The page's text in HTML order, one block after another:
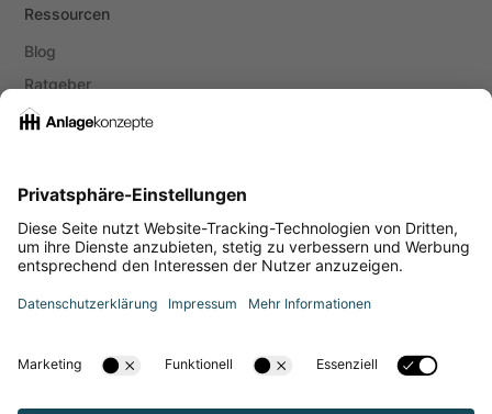
Ressourcen
Blog
Ratgeber
Instagram
Youtube